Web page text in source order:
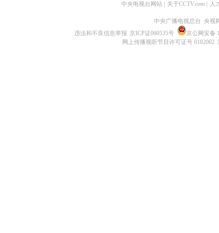
中央电视台网站 关于CCTV.com 人
中央广播电视总台 央视
违法和不良信息举报 京ICP证060535号
京公网安备
网上传播视听节目许可证号 0102002